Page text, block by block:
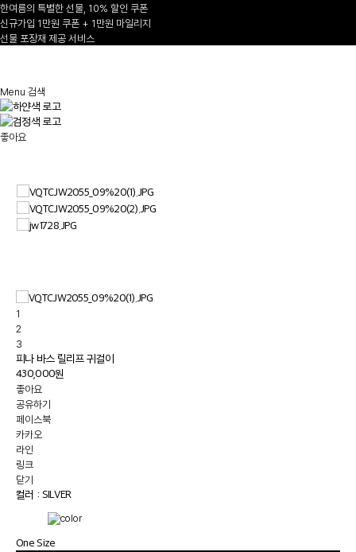
한여름의 특별한 선물, 10% 할인 쿠폰
신규가입 1만원 쿠폰 + 1만원 마일리지
선물 포장재 제공 서비스
Menu 검색
좋아요
1
2
3
피나 바스 릴리프 귀걸이
430,000원
좋아요
공유하기
페이스북
카카오
라인
링크
닫기
컬러 : SILVER
One Size